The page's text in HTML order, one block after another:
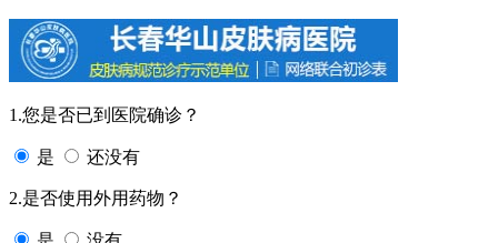
1.您是否已到医院确诊？
是 还没有
2.是否使用外用药物？